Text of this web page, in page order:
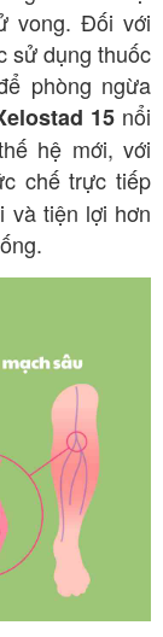
vong. Đối với
sử dụng thuốc
phòng ngừa
15nổi
hệ mới, với
chế trực tiếp
và tiện lợi hơn